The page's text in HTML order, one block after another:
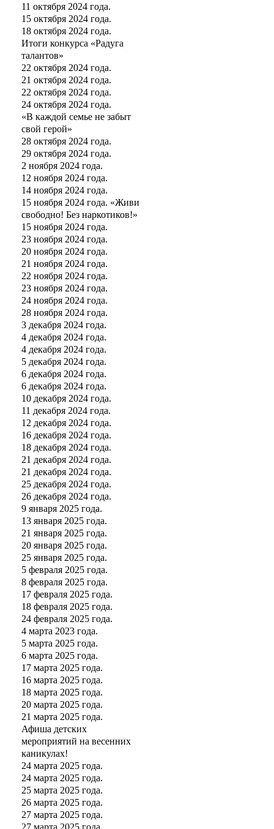
11 октября 2024 года.
15 октября 2024 года.
18 октября 2024 года.
Итоги конкурса «Радуга
талантов»
22 октября 2024 года.
21 октября 2024 года.
22 октября 2024 года.
24 октября 2024 года.
«В каждой семье не забыт
свой герой»
28 октября 2024 года.
29 октября 2024 года.
2 ноября 2024 года.
12 ноября 2024 года.
14 ноября 2024 года.
15 ноября 2024 года. «Живи
свободно! Без наркотиков!»
15 ноября 2024 года.
23 ноября 2024 года.
20 ноября 2024 года.
21 ноября 2024 года.
22 ноября 2024 года.
23 ноября 2024 года.
24 ноября 2024 года.
28 ноября 2024 года.
3 декабря 2024 года.
4 декабря 2024 года.
4 декабря 2024 года.
5 декабря 2024 года.
6 декабря 2024 года.
6 декабря 2024 года.
10 декабря 2024 года.
11 декабря 2024 года.
12 декабря 2024 года.
16 декабря 2024 года.
18 декабря 2024 года.
21 декабря 2024 года.
21 декабря 2024 года.
25 декабря 2024 года.
26 декабря 2024 года.
9 января 2025 года.
13 января 2025 года.
21 января 2025 года.
20 января 2025 года.
25 января 2025 года.
5 февраля 2025 года.
8 февраля 2025 года.
17 февраля 2025 года.
18 февраля 2025 года.
24 февраля 2025 года.
4 марта 2023 года.
5 марта 2025 года.
6 марта 2025 года.
17 марта 2025 года.
16 марта 2025 года.
18 марта 2025 года.
20 марта 2025 года.
21 марта 2025 года.
Афиша детских
мероприятий на весенних
каникулах!
24 марта 2025 года.
24 марта 2025 года.
25 марта 2025 года.
26 марта 2025 года.
27 марта 2025 года.
27 марта 2025 года.